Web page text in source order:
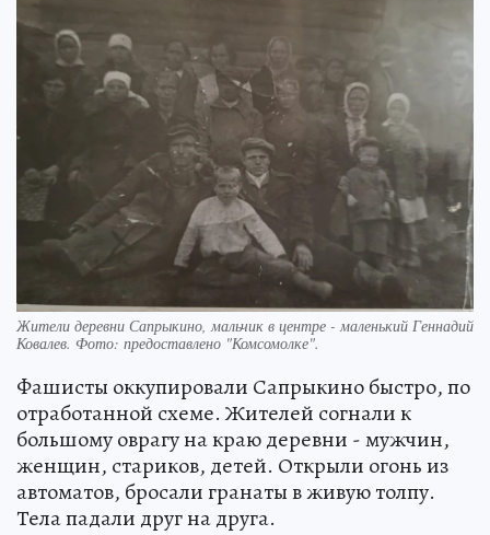
Жители деревни Сапрыкино, мальчик в центре - маленький Геннадий
Ковалев. Фото: предоставлено "Комсомолке".
Фашисты оккупировали Сапрыкино быстро, по
отработанной схеме. Жителей согнали к
большому оврагу на краю деревни - мужчин,
женщин, стариков, детей. Открыли огонь из
автоматов, бросали гранаты в живую толпу.
Тела падали друг на друга.